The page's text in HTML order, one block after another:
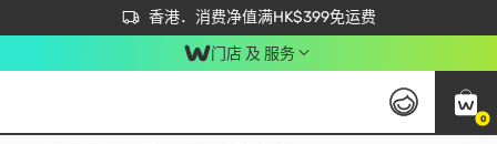
香港．消费净值满HK$399免运费
立即成为易赏钱会员尽享独家优惠
首次APP下单买满$450 输入 NEWAPP 即减$50
门店 及 服务
0